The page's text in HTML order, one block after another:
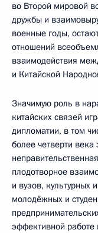
во Второй мировой
дружбы и
военные годы,
отношений
взаимодействия
и Китайской
Значимую роль в
китайских связей
дипломатии, в том
более четверти века
плодотворное
и вузов, культурных
молодёжных и
эффективной работе